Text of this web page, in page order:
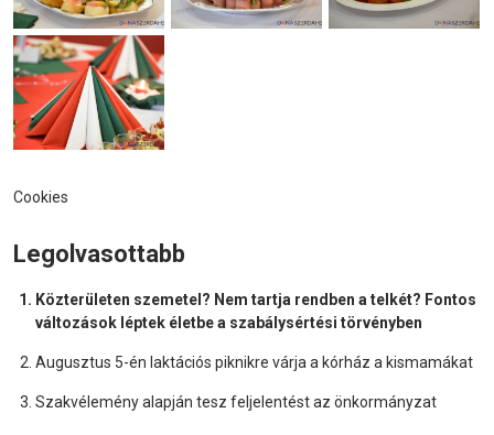
Cookies
Legolvasottabb
Közterületen szemetel? Nem tartja rendben a telkét? Fontos
változások léptek életbe a szabálysértési törvényben
Augusztus 5-én laktációs piknikre várja a kórház a kismamákat
Szakvélemény alapján tesz feljelentést az önkormányzat